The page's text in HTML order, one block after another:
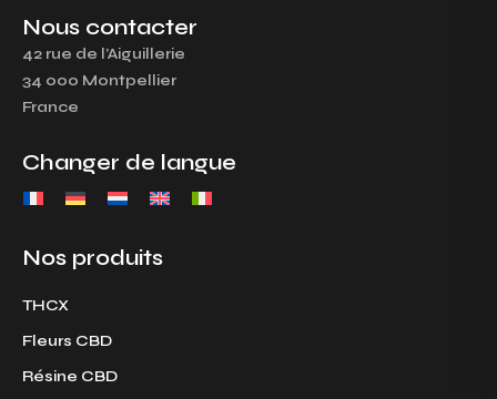
s
t
a
g
a
m
c
e
b
k
Nous contacter
42 rue de l’Aiguillerie
34 000 Montpellier
France
Changer de langue
Nos produits
THCX
Fleurs CBD
Résine CBD